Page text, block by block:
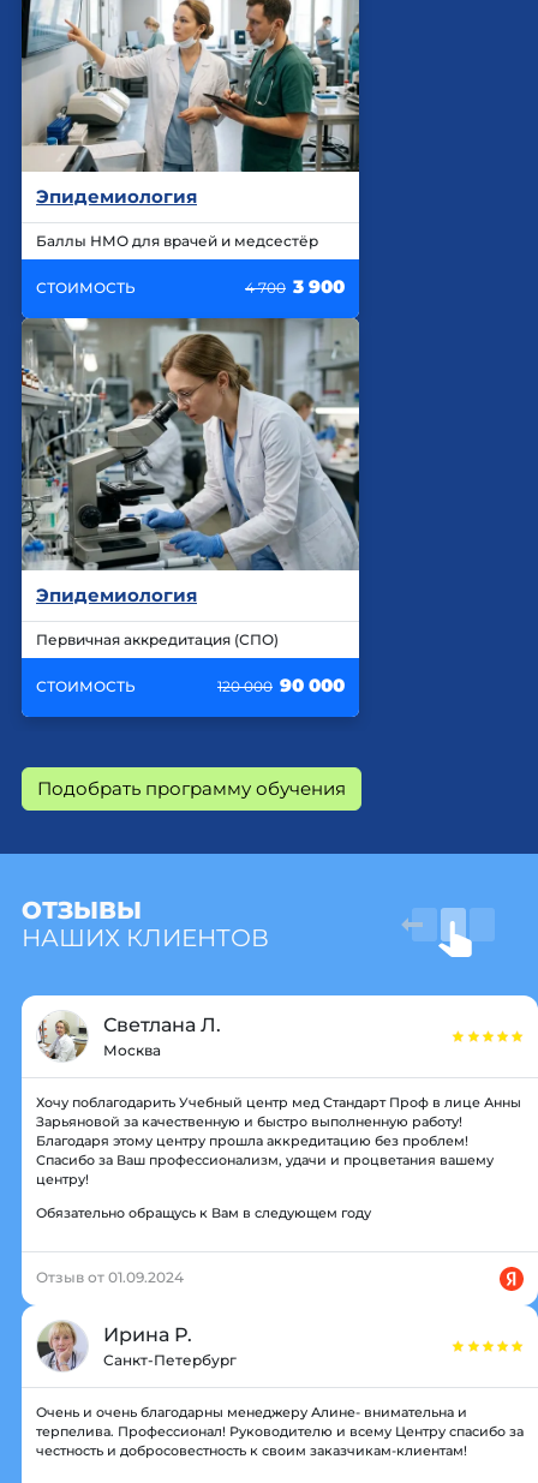
Эпидемиология
Баллы НМО для врачей и медсестёр
СТОИМОСТЬ 4 700 3 900
Эпидемиология
Первичная аккредитация (СПО)
СТОИМОСТЬ 120 000 90 000
Подобрать программу обучения
ОТЗЫВЫ
НАШИХ КЛИЕНТОВ
Светлана Л.
Москва
Хочу поблагодарить Учебный центр мед Стандарт Проф в лице Анны
Зарьяновой за качественную и быстро выполненную работу!
Благодаря этому центру прошла аккредитацию без проблем!
Спасибо за Ваш профессионализм, удачи и процветания вашему
центру!
Обязательно обращусь к Вам в следующем году
Отзыв от 01.09.2024
Ирина Р.
Санкт-Петербург
Очень и очень благодарны менеджеру Алине- внимательна и
терпелива. Профессионал! Руководителю и всему Центру спасибо за
честность и добросовестность к своим заказчикам-клиентам!